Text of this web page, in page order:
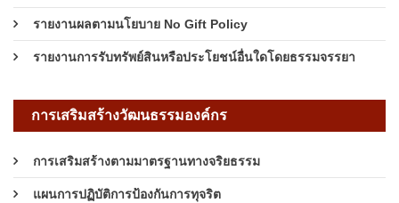
รายงานผลตามนโยบาย No Gift Policy
รายงานการรับทรัพย์สินหรือประโยชน์อื่นใดโดยธรรมจรรยา
การเสริมสร้างวัฒนธรรมองค์กร
การเสริมสร้างตามมาตรฐานทางจริยธรรม
แผนการปฏิบัติการป้องกันการทุจริต